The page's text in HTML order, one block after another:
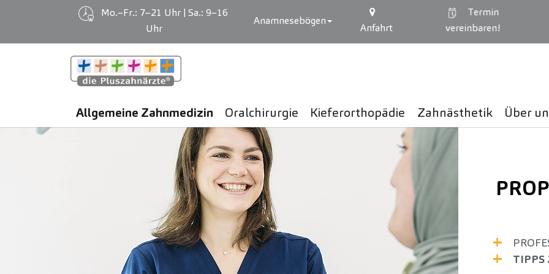
Zum Hauptinhalt springen
Mo.–Fr.: 7–21 Uhr | Sa.: 9–16
Uhr
Anamnesebögen
Anfahrt
Termin
vereinbaren!
Allgemeine Zahnmedizin Oralchirurgie Kieferorthopädie Zahnästhetik Über
TIPPS